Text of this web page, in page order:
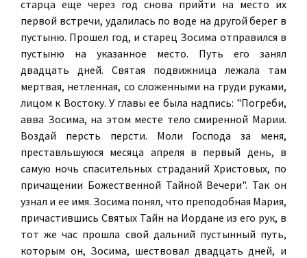
старца еще через год снова прийти на место их
первой встречи, удалилась по воде на другой берег в
пустыню. Прошел год, и старец Зосима отправился в
пустыню на указанное место. Путь его занял
двадцать дней. Святая подвижница лежала там
мертвая, нетленная, со сложенными на груди руками,
лицом к Востоку. У главы ее была надпись: "Погреби,
авва Зосима, на этом месте тело смиренной Марии.
Воздай персть персти. Моли Господа за меня,
преставльшуюся месяца апреля в первый день, в
самую ночь спасительных страданий Христовых, по
причащении Божественной Тайной Вечери". Так он
узнал и ее имя. Зосима понял, что преподобная Мария,
причастившись Святых Тайн на Иордане из его рук, в
тот же час прошла свой дальний пустынный путь,
которым он, Зосима, шествовал двадцать дней, и